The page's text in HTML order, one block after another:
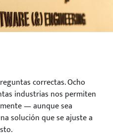
correctas. Ocho
industrias nos permiten
— aunque sea
solución que se ajuste a